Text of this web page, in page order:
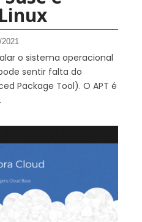
o sistema operacional
sentir falta do
Package Tool). O APT é